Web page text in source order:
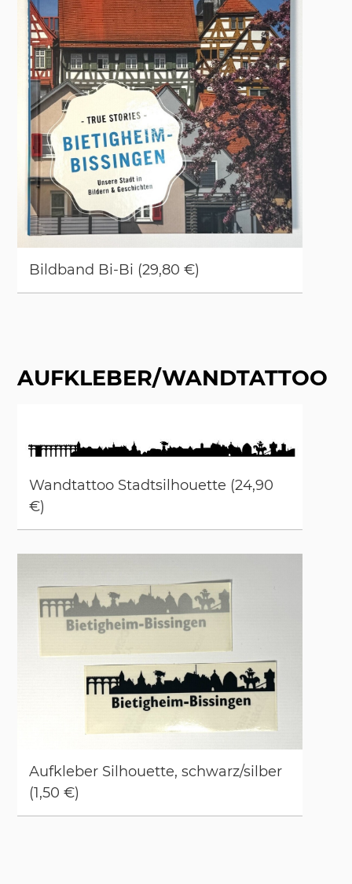
Bild­band Bi-Bi (29,80 €)
AUFKLEBER/WANDTATTOO
Wand­tat­too Stadt­sil­hou­et­te (24,90
€)
Auf­kle­ber Sil­hou­et­te, schwarz/​sil­ber
(1,50 €)